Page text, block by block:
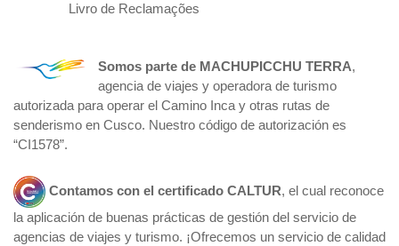
Livro de Reclamações
Somos parte de MACHUPICCHU TERRA,
agencia de viajes y operadora de turismo
autorizada para operar el Camino Inca y otras rutas de
senderismo en Cusco. Nuestro código de autorización es
“CI1578”.
Contamos con el certificado CALTUR, el cual reconoce
la aplicación de buenas prácticas de gestión del servicio de
agencias de viajes y turismo. ¡Ofrecemos un servicio de calidad